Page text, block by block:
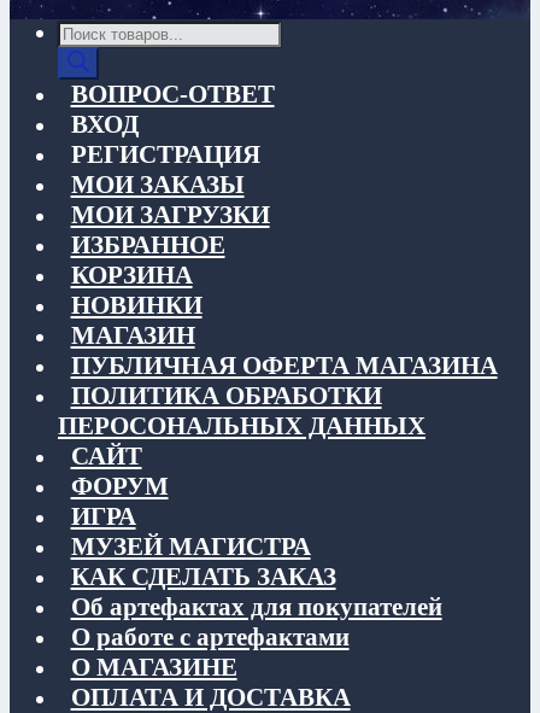
Поиск
товаров
ВОПРОС-ОТВЕТ
ВХОД
РЕГИСТРАЦИЯ
МОИ ЗАКАЗЫ
МОИ ЗАГРУЗКИ
ИЗБРАННОЕ
КОРЗИНА
НОВИНКИ
МАГАЗИН
ПУБЛИЧНАЯ ОФЕРТА МАГАЗИНА
ПОЛИТИКА ОБРАБОТКИ
ПЕРОСОНАЛЬНЫХ ДАННЫХ
САЙТ
ФОРУМ
ИГРА
МУЗЕЙ МАГИСТРА
КАК СДЕЛАТЬ ЗАКАЗ
Об артефактах для покупателей
О работе с артефактами
О МАГАЗИНЕ
ОПЛАТА И ДОСТАВКА